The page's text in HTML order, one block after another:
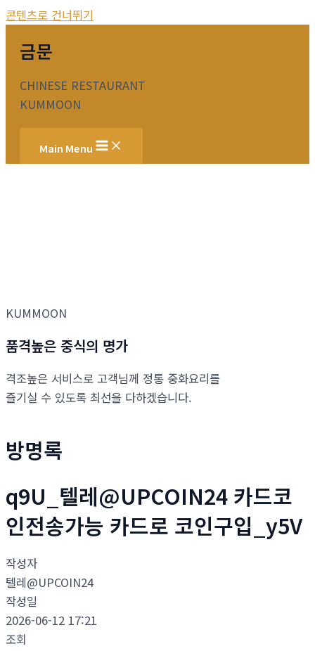
콘텐츠로 건너뛰기
금문
CHINESE RESTAURANT
KUMMOON
Main Menu
KUMMOON
품격높은 중식의 명가
격조높은 서비스로 고객님께 정통 중화요리를
즐기실 수 있도록 최선을 다하겠습니다.
방명록
q9U_텔레@UPCOIN24 카드코
인전송가능 카드로 코인구입_y5V
작성자
텔레@UPCOIN24
작성일
2026-06-12 17:21
조회